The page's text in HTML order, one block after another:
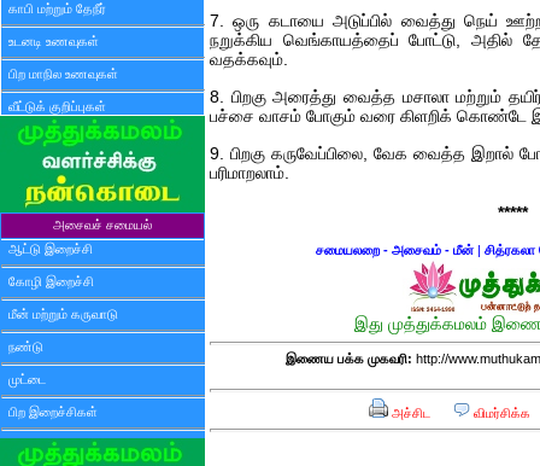
காபி மற்றும் தேநீர்
உடனடி உணவுகள்
பிற மாநில உணவுகள்
வீட்டுக் குறிப்புகள்
அசைவச் சமையல்
ஆட்டு இறைச்சி
கோழி இறைச்சி
மீன் மற்றும் கருவாடு
நண்டு
முட்டை
பிற இறைச்சிகள்
7. ஒரு கடாயை அடுப்பில் வைத்து நெய்
நறுக்கிய வெங்காயத்தைப் போட்டு, அதில்
வதக்கவும்.
8. பிறகு அரைத்து வைத்த மசாலா மற்றும் தயிர்
பச்சை வாசம் போகும் வரை கிளறிக் கொண்டே
9. பிறகு கருவேப்பிலை, வேக வைத்த இறால்
பரிமாறலாம்.
*****
சமையலறை - அசைவம் - மீன்| சித்ரகலா
இது முத்துக்கமலம்
இணைய பக்க முகவரி: http://
அச்சிட விமர்சிக்க